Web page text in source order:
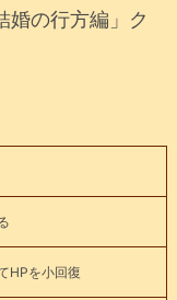
婚の行方編」ク
HPを小回復